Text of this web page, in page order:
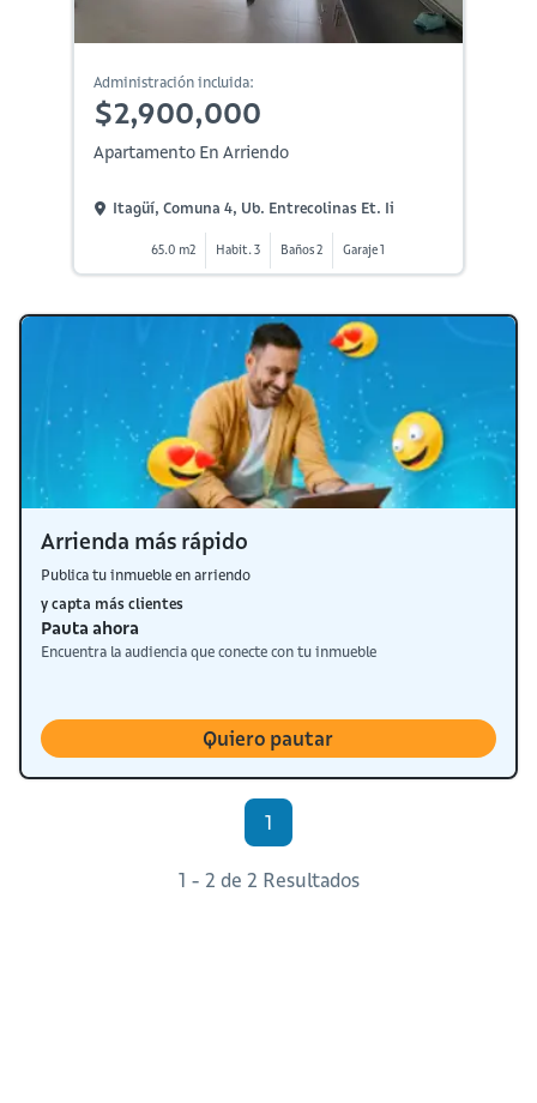
Administración incluida:
$2,900,000
Apartamento En Arriendo
Itagüí, Comuna 4, Ub. Entrecolinas Et. Ii
65.0 m2 Habit. 3 Baños 2 Garaje 1
Arrienda más rápido
Publica tu inmueble en arriendo
y capta más clientes
Pauta ahora
Encuentra la audiencia que conecte con tu inmueble
Quiero pautar
1
1 - 2 de 2 Resultados